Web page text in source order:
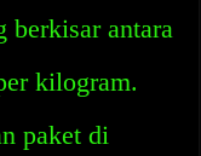
berkisar antara
kilogram.
paket di